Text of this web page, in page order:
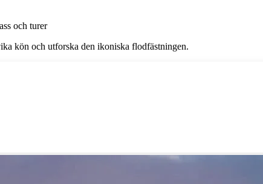
och turer
kön och utforska den ikoniska flodfästningen.